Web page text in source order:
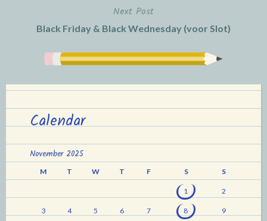
Next Post
Black Friday & Black Wednesday (voor Slot)
Calendar
November 2025
M T W T F S S
1 2
3 4 5 6 7 8 9